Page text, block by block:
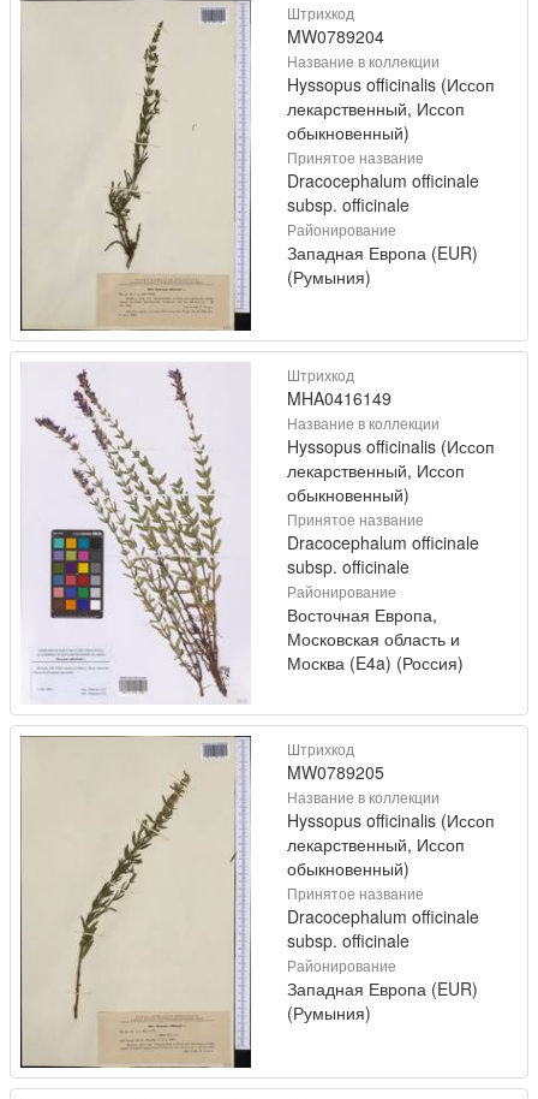
Штрихкод
MW0789204
Название в коллекции
Hyssopus officinalis (Иссоп
лекарственный, Иссоп
обыкновенный)
Принятое название
Dracocephalum officinale
subsp. officinale
Районирование
Западная Европа (EUR)
(Румыния)
Штрихкод
MHA0416149
Название в коллекции
Hyssopus officinalis (Иссоп
лекарственный, Иссоп
обыкновенный)
Принятое название
Dracocephalum officinale
subsp. officinale
Районирование
Восточная Европа,
Московская область и
Москва (E4a) (Россия)
Штрихкод
MW0789205
Название в коллекции
Hyssopus officinalis (Иссоп
лекарственный, Иссоп
обыкновенный)
Принятое название
Dracocephalum officinale
subsp. officinale
Районирование
Западная Европа (EUR)
(Румыния)